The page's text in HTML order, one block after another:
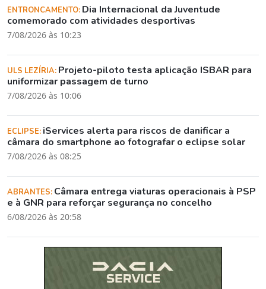
ENTRONCAMENTO: Dia Internacional da Juventude
comemorado com atividades desportivas
7/08/2026 às 10:23
ULS LEZÍRIA: Projeto-piloto testa aplicação ISBAR para
uniformizar passagem de turno
7/08/2026 às 10:06
ECLIPSE: iServices alerta para riscos de danificar a
câmara do smartphone ao fotografar o eclipse solar
7/08/2026 às 08:25
ABRANTES: Câmara entrega viaturas operacionais à PSP
e à GNR para reforçar segurança no concelho
6/08/2026 às 20:58